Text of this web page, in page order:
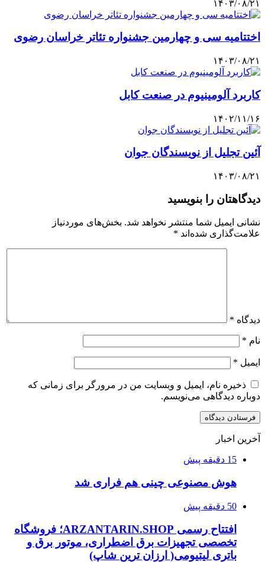
۱۴۰۳/۰۸/۲۱
اختتامیه سی و چهارمین جشنواره تئاتر خراسان رضوی
۱۴۰۳/۰۸/۲۱
کاربرد آلومینیوم در صنعت کابل
۱۴۰۲/۱۱/۱۶
آئین تجلیل از نویسندگان جوان
۱۴۰۳/۰۸/۲۱
دیدگاهتان را بنویسید
نشانی ایمیل شما منتشر نخواهد شد. بخش‌های موردنیاز
علامت‌گذاری شده‌اند *
دیدگاه *
نام *
ایمیل *
ذخیره نام، ایمیل و وبسایت من در مرورگر برای زمانی که
دوباره دیدگاهی می‌نویسم.
آخرین اخبار
15 دقیقه پیش
هوش مصنوعی چینی هم فراری شد
50 دقیقه پیش
افتتاح رسمی ARZANTARIN.SHOP؛ فروشگاه
تخصصی تجهیزات برق اضطراری، موتور برق و
باتری لیتیومی( ارزان ترین شاپ)